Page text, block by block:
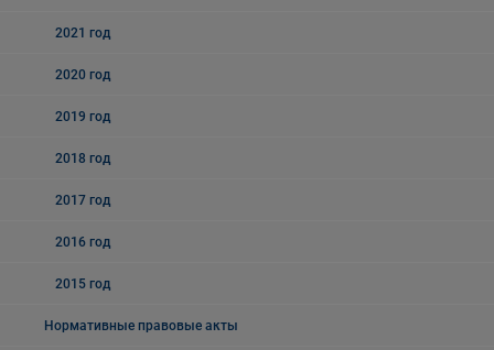
2021 год
2020 год
2019 год
2018 год
2017 год
2016 год
2015 год
Нормативные правовые акты